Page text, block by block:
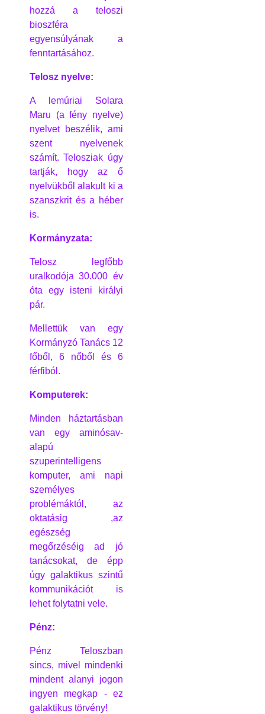
hozzá a teloszi
bioszféra
egyensúlyának a
fenntartásához.
Telosz nyelve:
A lemúriai Solara
Maru (a fény nyelve)
nyelvet beszélik, ami
szent nyelvenek
számít. Telosziak úgy
tartják, hogy az ő
nyelvükből alakult ki a
szanszkrit és a héber
is.
Kormányzata:
Telosz legfőbb
uralkodója 30.000 év
óta egy isteni királyi
pár.
Mellettük van egy
Kormányzó Tanács 12
főből, 6 nőből és 6
férfiból.
Komputerek:
Minden háztartásban
van egy aminósav-
alapú
szuperintelligens
komputer, ami napi
személyes
problémáktól, az
oktatásig ,az
egészség
megőrzéséig ad jó
tanácsokat, de épp
úgy galaktikus szintű
kommunikációt is
lehet folytatni vele.
Pénz:
Pénz Teloszban
sincs, mivel mindenki
mindent alanyi jogon
ingyen megkap - ez
galaktikus törvény!